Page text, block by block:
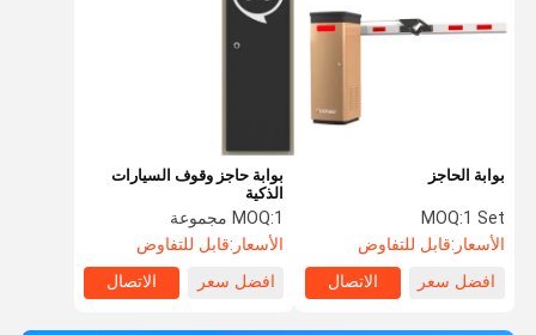
بوابة حاجز وقوف السيارات
الذكية
MOQ:1 مجموعة
الأسعار:قابل للتفاوض
افضل سعر
الاتصال
بوابة الحاجز
MOQ:1 Set
الأسعار:قابل للتفاوض
افضل سعر
الاتصال